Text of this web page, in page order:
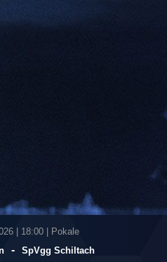
18:00 | Pokale
- SpVgg Schiltach